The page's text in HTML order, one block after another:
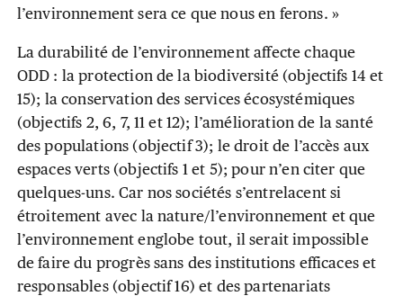
l’environnement sera ce que nous en ferons. »
La durabilité de l’environnement affecte chaque
ODD : la protection de la biodiversité (objectifs 14 et
15); la conservation des services écosystémiques
(objectifs 2, 6, 7, 11 et 12); l’amélioration de la santé
des populations (objectif 3); le droit de l’accès aux
espaces verts (objectifs 1 et 5); pour n’en citer que
quelques-uns. Car nos sociétés s’entrelacent si
étroitement avec la nature/l’environnement et que
l’environnement englobe tout, il serait impossible
de faire du progrès sans des institutions efficaces et
responsables (objectif 16) et des partenariats